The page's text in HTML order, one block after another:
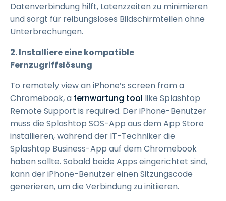
Datenverbindung hilft, Latenzzeiten zu minimieren
und sorgt für reibungsloses Bildschirmteilen ohne
Unterbrechungen.
2. Installiere eine kompatible
Fernzugriffslösung
To remotely view an iPhone’s screen from a
Chromebook, a fernwartung tool like Splashtop
Remote Support is required. Der iPhone-Benutzer
muss die Splashtop SOS-App aus dem App Store
installieren, während der IT-Techniker die
Splashtop Business-App auf dem Chromebook
haben sollte. Sobald beide Apps eingerichtet sind,
kann der iPhone-Benutzer einen Sitzungscode
generieren, um die Verbindung zu initiieren.